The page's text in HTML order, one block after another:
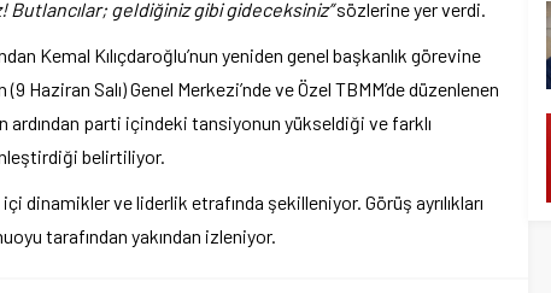
geldiğiniz gibi gideceksiniz”sözlerine yer verdi.
Kemal Kılıçdaroğlu’nun yeniden genel başkanlık görevine
Salı) Genel Merkezi’nde ve Özel TBMM’de düzenlenen
ardından parti içindeki tansiyonun yükseldiği ve farklı
belirtiliyor.
dinamikler ve liderlik etrafında şekilleniyor. Görüş ayrılıkları
tarafından yakından izleniyor.